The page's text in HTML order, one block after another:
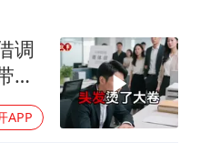
瘦引热议
总书记关心百姓身边这些民生大事
调
新
APP